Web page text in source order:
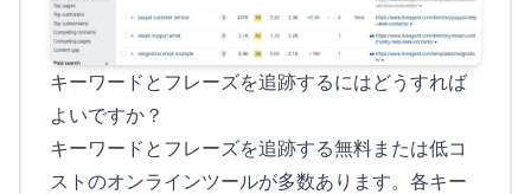
キーワードとフレーズを追跡するにはどうすれば
よいですか？
キーワードとフレーズを追跡する無料または低コ
ストのオンラインツールが多数あります。各キー